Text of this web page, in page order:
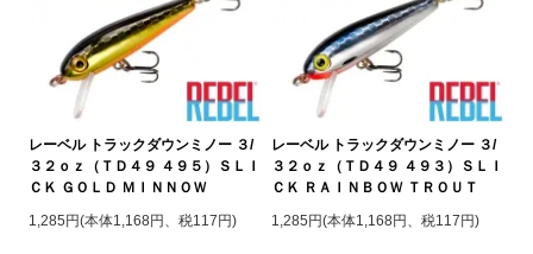
レーベル トラックダウンミノー ３/
３２ｏｚ（ＴＤ４９ ４９５）ＳＬＩ
ＣＫ ＧＯＬＤ ＭＩＮＮＯＷ
1,285円(本体1,168円、税117円)
レーベル トラックダウンミノー ３/
３２ｏｚ（ＴＤ４９ ４９３）ＳＬＩ
ＣＫ ＲＡＩＮＢＯＷ ＴＲＯＵＴ
1,285円(本体1,168円、税117円)